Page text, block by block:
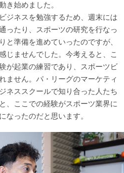
き始めました。
ジネスを勉強するため、週末には
ったり、スポーツの研究を行なっ
と準備を進めていったのですが、
じませんでした。今考えると、こ
が起業の練習であり、スポーツビ
ません。パ・リーグのマーケティ
ネススクールで知り合った人たち
、ここでの経験がスポーツ業界に
なったのだと思います。